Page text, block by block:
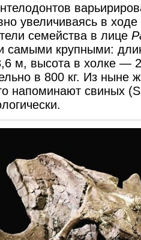
увеличиваясь в
семейства в лице
самыми крупными:
м, высота в холке —
в 800 кг. Из
напоминают свиных